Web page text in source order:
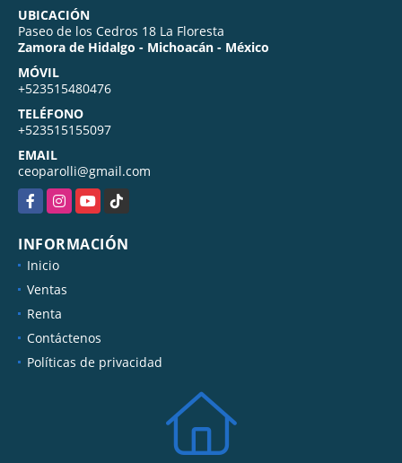
UBICACIÓN
Paseo de los Cedros 18 La Floresta
Zamora de Hidalgo - Michoacán - México
MÓVIL
+523515480476
TELÉFONO
+523515155097
EMAIL
ceoparolli@gmail.com
FacebookInstagramYouTubeTikTok
INFORMACIÓN
Inicio
Ventas
Renta
Contáctenos
Políticas de privacidad